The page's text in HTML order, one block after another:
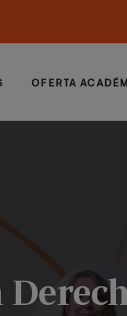
OFERTA